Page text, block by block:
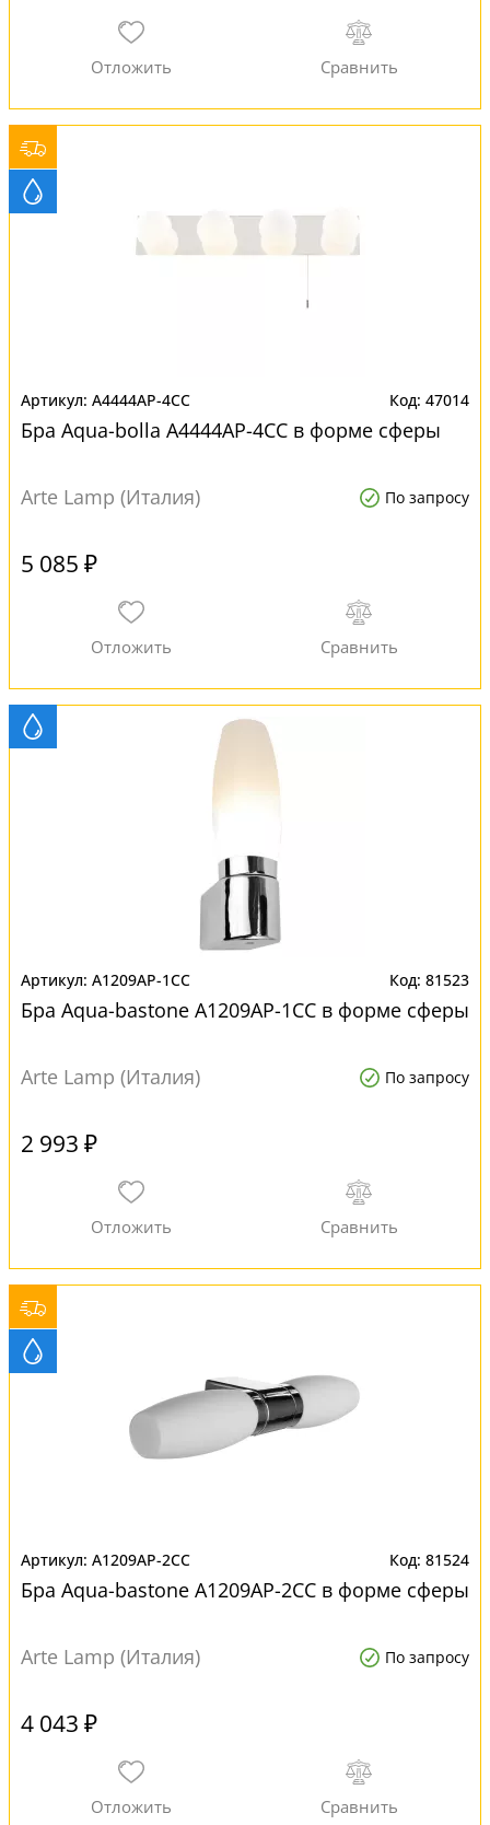
A4444AP-4CC 47014
Бра Aqua-bolla A4444AP-4CC в форме сферы
Arte Lamp (Италия) По запросу
5 085 ₽
A1209AP-1CC 81523
Бра Aqua-bastone A1209AP-1CC в форме сферы
Arte Lamp (Италия) По запросу
2 993 ₽
A1209AP-2CC 81524
Бра Aqua-bastone A1209AP-2CC в форме сферы
Arte Lamp (Италия) По запросу
4 043 ₽